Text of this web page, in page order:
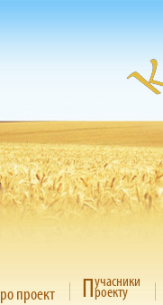
ро проект Пучасники
роекту